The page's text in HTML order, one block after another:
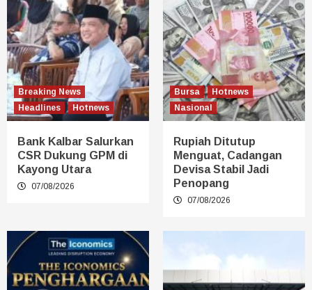
Breaking News
Headlines
Hotnews
Bank Kalbar Salurkan
CSR Dukung GPM di
Kayong Utara
07/08/2026
Bursa
Hotnews
Nasional
Rupiah Ditutup
Menguat, Cadangan
Devisa Stabil Jadi
Penopang
07/08/2026